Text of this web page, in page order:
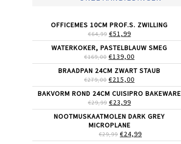
OFFICEMES 10CM PROF.S. ZWILLING
€64,99 OORSPRONKELIJKE
PRIJS
WAS:
€64,99.
€51,99HUIDIGE
PRIJS
IS:
€51,99.
WATERKOKER, PASTELBLAUW SMEG
€169,00 OORSPRONKELIJKE
PRIJS
WAS:
€169,00.
€139,00
PRIJS
IS:
€139,00.
BRAADPAN 24CM ZWART STAUB
€279,00 OORSPRONKELIJKE
PRIJS
WAS:
€279,00.
€215,00
PRIJS
IS:
BAKVORM ROND 24CM CUISIPRO BAKEWARE
€29,99 OORSPRONKELIJKE
PRIJS
WAS:
€29,99.
€23,99HUIDIGE
PRIJS
IS:
NOOTMUSKAATMOLEN DARK GREY
MICROPLANE
€29,99 OORSPRONKELIJKE
PRIJS
€24,99
PRIJS